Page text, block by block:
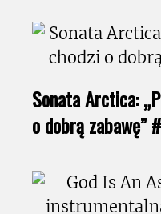
Sonata Arctica:
o dobrą zabawę”